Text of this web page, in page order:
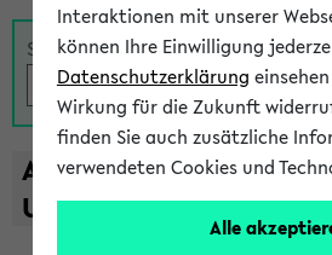
Suche
A B C D E F G H I J K L
U
V W X
Interaktionen mit unserer
können Ihre Einwilligung
Datenschutzerklärung
Wirkung für die Zukunft
finden Sie auch zusätzliche
verwendeten Cookies und
Alle